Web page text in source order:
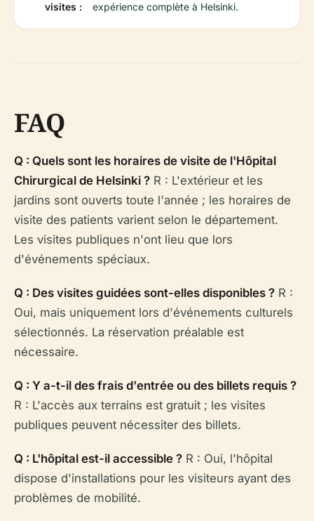
visites :
expérience complète à Helsinki.
FAQ
Q : Quels sont les horaires de visite de l'Hôpital
Chirurgical de Helsinki ? R : L'extérieur et les
jardins sont ouverts toute l'année ; les horaires de
visite des patients varient selon le département.
Les visites publiques n'ont lieu que lors
d'événements spéciaux.
Q : Des visites guidées sont-elles disponibles ? R :
Oui, mais uniquement lors d'événements culturels
sélectionnés. La réservation préalable est
nécessaire.
Q : Y a-t-il des frais d'entrée ou des billets requis ?
R : L'accès aux terrains est gratuit ; les visites
publiques peuvent nécessiter des billets.
Q : L'hôpital est-il accessible ? R : Oui, l'hôpital
dispose d'installations pour les visiteurs ayant des
problèmes de mobilité.